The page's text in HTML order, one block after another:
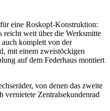
eine Roskopf-Konstruktion:
reicht weit über die Werksmitte
komplett von der
mit einem zweistöckigen
auf dem Federhaus montiert
von denen das zweite
vernietete Zentralsekundenrad